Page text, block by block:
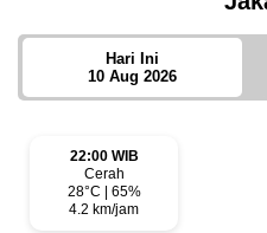
Hari Ini
10 Aug 2026
22:00 WIB
Cerah
28°C | 65%
4.2 km/jam